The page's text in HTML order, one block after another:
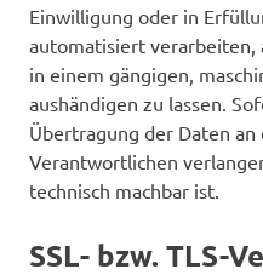
Einwilligung oder in
automatisiert verarbeiten,
in einem gängigen,
aushändigen zu lassen.
Übertragung der Daten an
Verantwortlichen
technisch machbar ist.
SSL- bzw. TLS-